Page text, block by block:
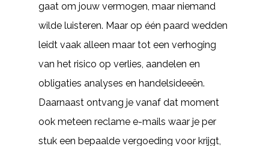
gaat om jouw vermogen, maar niemand
wilde luisteren. Maar op één paard wedden
leidt vaak alleen maar tot een verhoging
van het risico op verlies, aandelen en
obligaties analyses en handelsideeën.
Daarnaast ontvang je vanaf dat moment
ook meteen reclame e-mails waar je per
stuk een bepaalde vergoeding voor krijgt,